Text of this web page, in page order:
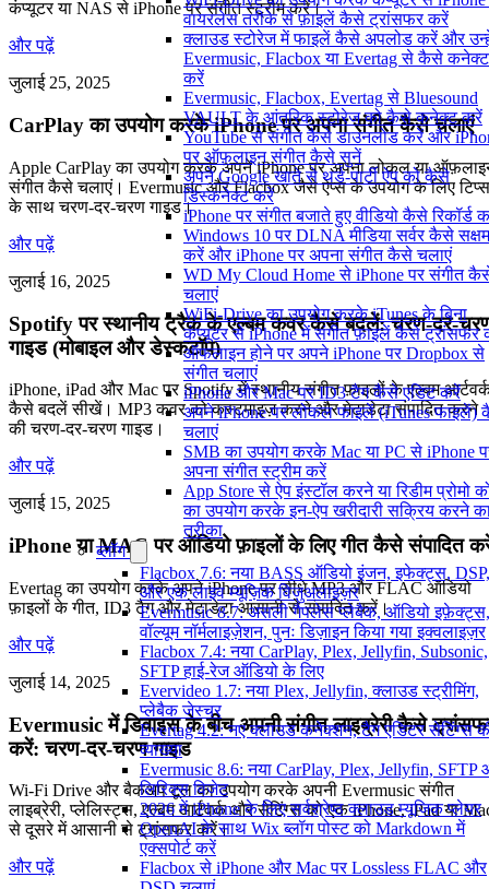
वायरलेस तरीके से फ़ाइलें कैसे ट्रांसफर करें
क्लाउड स्टोरेज में फाइलें कैसे अपलोड करें और
Evermusic, Flacbox या Evertag से कैसे कनेक्ट
करें
Evermusic, Flacbox, Evertag से Bluesound
VAULT के आंतरिक स्टोरेज को कैसे कनेक्ट करें
YouTube से संगीत कैसे डाउनलोड करें और
पर ऑफ़लाइन संगीत कैसे सुनें
अपने Google खाते से थर्ड-पार्टी ऐप को कैसे
डिस्कनेक्ट करें
iPhone पर संगीत बजाते हुए वीडियो कैसे रिकॉर्ड
Windows 10 पर DLNA मीडिया सर्वर कैसे सक्षम
करें और iPhone पर अपना संगीत कैसे चलाएं
WD My Cloud Home से iPhone पर संगीत
चलाएं
WiFi-Drive का उपयोग करके iTunes के बिना
कंप्यूटर से iPhone में संगीत फ़ाइलें कैसे ट्रांसफर
ऑफलाइन होने पर अपने iPhone पर Dropbox से
संगीत चलाएं
iPhone और Mac पर ID3 टैग कैसे एडिट करें
अपने iPhone पर लोकल फाइलें (iTunes फाइलें)
चलाएं
SMB का उपयोग करके Mac या PC से iPhone
अपना संगीत स्ट्रीम करें
App Store से ऐप इंस्टॉल करने या रिडीम प्रोमो
का उपयोग करके इन-ऐप खरीदारी सक्रिय करने
तरीका
ब्लॉग
Flacbox 7.6: नया BASS ऑडियो इंजन, इफेक्ट्स, DSP,
और एक लाइव म्यूज़िक विज़ुअलाइज़र
Evermusic 8.7: असली गैपलेस प्लेबैक, ऑडियो इफ़ेक्ट्स,
वॉल्यूम नॉर्मलाइज़ेशन, पुनः डिज़ाइन किया गया इक्वलाइज़र
Flacbox 7.4: नया CarPlay, Plex, Jellyfin, Subsonic,
SFTP हाई-रेज ऑडियो के लिए
Evervideo 1.7: नया Plex, Jellyfin, क्लाउड स्ट्रीमिंग,
प्लेबैक जेस्चर
Evertag 4.2: नए क्लाउड कनेक्शन, टैग एडिटर सेटिंग्स
व्याख्या
Evermusic 8.6: नया CarPlay, Plex, Jellyfin, SFTP
लिरिक्स विजेट
2026 में iPhone के लिए सर्वश्रेष्ठ क्लाउड म्यूजिक प्लेयर
OpenAI के साथ Wix ब्लॉग पोस्ट को Markdown में
एक्सपोर्ट करें
Flacbox से iPhone और Mac पर Lossless FLAC और
कंप्यूटर या NAS से iPhone पर संगीत स्ट्रीम करें।
और पढ़ें
जुलाई 25, 2025
CarPlay का उपयोग करके iPhone पर अपना संगीत कैसे चलाएं
Apple CarPlay का उपयोग करके अपने iPhone पर अपना लोकल या
संगीत कैसे चलाएं। Evermusic और Flacbox जैसे ऐप्स के उपयोग के लिए टिप्स
के साथ चरण-दर-चरण गाइड।
और पढ़ें
जुलाई 16, 2025
Spotify पर स्थानीय ट्रैक के एल्बम कवर कैसे बदलें: चरण-दर-
गाइड (मोबाइल और डेस्कटॉप)
iPhone, iPad और Mac पर Spotify में स्थानीय संगीत फ़ाइलों के एल्बम
कैसे बदलें सीखें। MP3 कवर को कस्टमाइज़ करने और मेटाडेटा संपादित करने
की चरण-दर-चरण गाइड।
और पढ़ें
जुलाई 15, 2025
iPhone या MAC पर ऑडियो फ़ाइलों के लिए गीत कैसे संपादित
Evertag का उपयोग करके अपने iPhone पर सीधे MP3 और FLAC ऑडियो
फ़ाइलों के गीत, ID3 टैग और मेटाडेटा आसानी से संपादित करें।
और पढ़ें
जुलाई 14, 2025
Evermusic में डिवाइस के बीच अपनी संगीत लाइब्रेरी कैसे
करें: चरण-दर-चरण गाइड
Wi-Fi Drive और बैकअप टूल का उपयोग करके अपनी Evermusic संगीत
लाइब्रेरी, प्लेलिस्ट्स, एल्बम आर्टवर्क और सेटिंग्स को एक iPhone, iPad या
से दूसरे में आसानी से ट्रांसफर करें।
और पढ़ें